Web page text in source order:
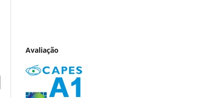
Avaliação